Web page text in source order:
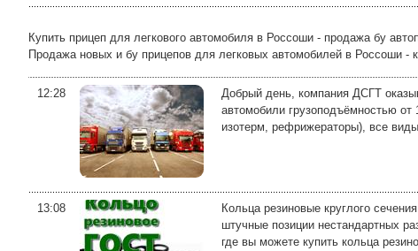
Купить прицеп для легкового автомобиля в Россоши - продажа бу
Продажа новых и бу прицепов для легковых автомобилей в Россоши -
12:28
Добрый день, компания ДСГТ
автомобили грузоподъёмностью
изотерм, рефрижераторы), все виды
13:08
Кольца резиновые круглого
штучные позиции нестандартных
где вы можете купить кольца